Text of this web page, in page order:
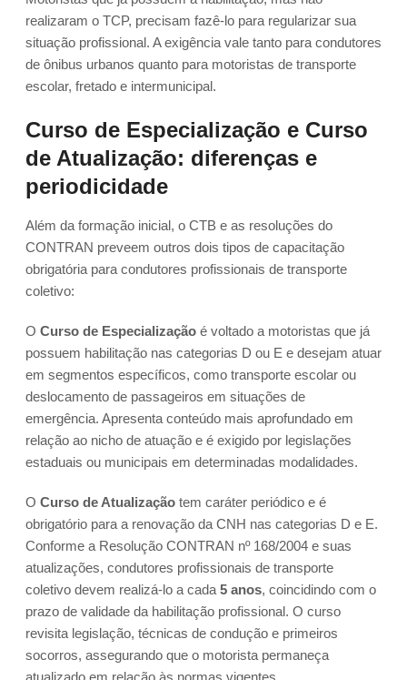
realizaram o TCP, precisam fazê-lo para regularizar sua
situação profissional. A exigência vale tanto para condutores
de ônibus urbanos quanto para motoristas de transporte
escolar, fretado e intermunicipal.
Curso de Especialização e Curso
de Atualização: diferenças e
periodicidade
Além da formação inicial, o CTB e as resoluções do
CONTRAN preveem outros dois tipos de capacitação
obrigatória para condutores profissionais de transporte
coletivo:
O Curso de Especialização é voltado a motoristas que já
possuem habilitação nas categorias D ou E e desejam atuar
em segmentos específicos, como transporte escolar ou
deslocamento de passageiros em situações de
emergência. Apresenta conteúdo mais aprofundado em
relação ao nicho de atuação e é exigido por legislações
estaduais ou municipais em determinadas modalidades.
O Curso de Atualização tem caráter periódico e é
obrigatório para a renovação da CNH nas categorias D e E.
Conforme a Resolução CONTRAN nº 168/2004 e suas
atualizações, condutores profissionais de transporte
coletivo devem realizá-lo a cada 5 anos, coincidindo com o
prazo de validade da habilitação profissional. O curso
revisita legislação, técnicas de condução e primeiros
socorros, assegurando que o motorista permaneça
atualizado em relação às normas vigentes.